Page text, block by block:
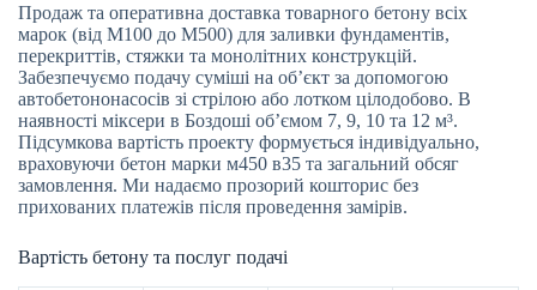
Продаж та оперативна доставка товарного бетону всіх
марок (від М100 до М500) для заливки фундаментів,
перекриттів, стяжки та монолітних конструкцій.
Забезпечуємо подачу суміші на об’єкт за допомогою
автобетононасосів зі стрілою або лотком цілодобово. В
наявності міксери в Боздоші об’ємом 7, 9, 10 та 12 м³.
Підсумкова вартість проекту формується індивідуально,
враховуючи бетон марки м450 в35 та загальний обсяг
замовлення. Ми надаємо прозорий кошторис без
прихованих платежів після проведення замірів.
Вартість бетону та послуг подачі